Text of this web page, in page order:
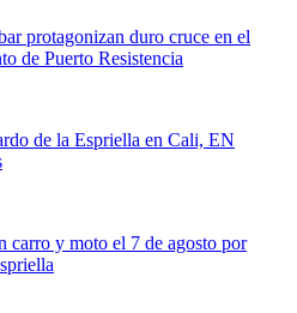
protagonizan duro cruce en el
de Puerto Resistencia
de la Espriella en Cali, EN
carro y moto el 7 de agosto por